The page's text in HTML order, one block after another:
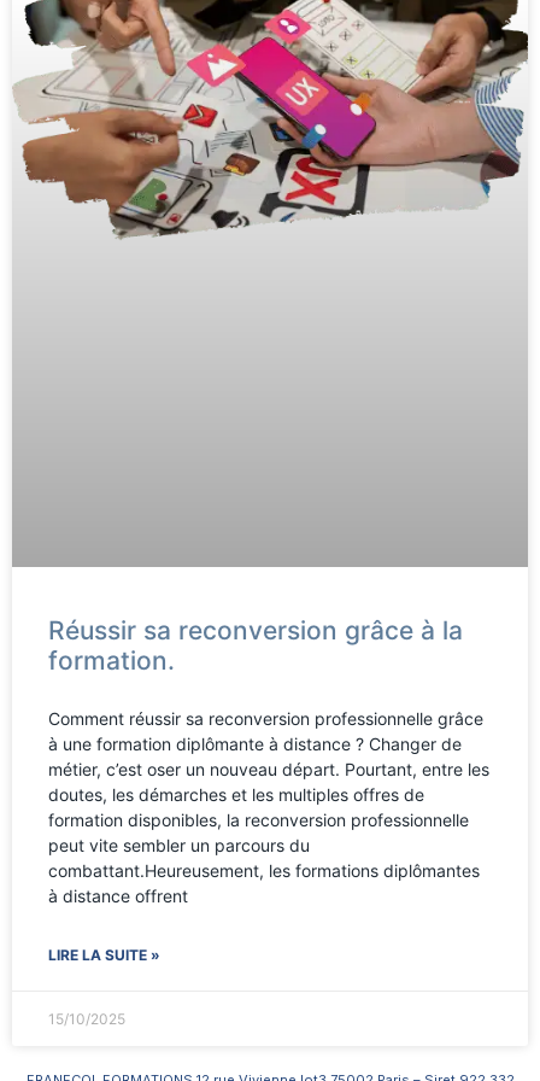
Réussir sa reconversion grâce à la
formation.
Comment réussir sa reconversion professionnelle grâce
à une formation diplômante à distance ? Changer de
métier, c’est oser un nouveau départ. Pourtant, entre les
doutes, les démarches et les multiples offres de
formation disponibles, la reconversion professionnelle
peut vite sembler un parcours du
combattant.Heureusement, les formations diplômantes
à distance offrent
LIRE LA SUITE »
15/10/2025